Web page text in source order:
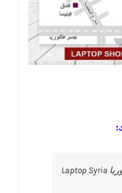
‎أسعار اللابتوبات في سوريا Laptop Syria